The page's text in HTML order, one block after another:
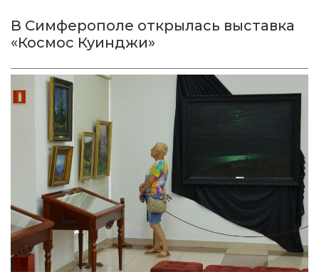
В Симферополе открылась выставка
«Космос Куинджи»